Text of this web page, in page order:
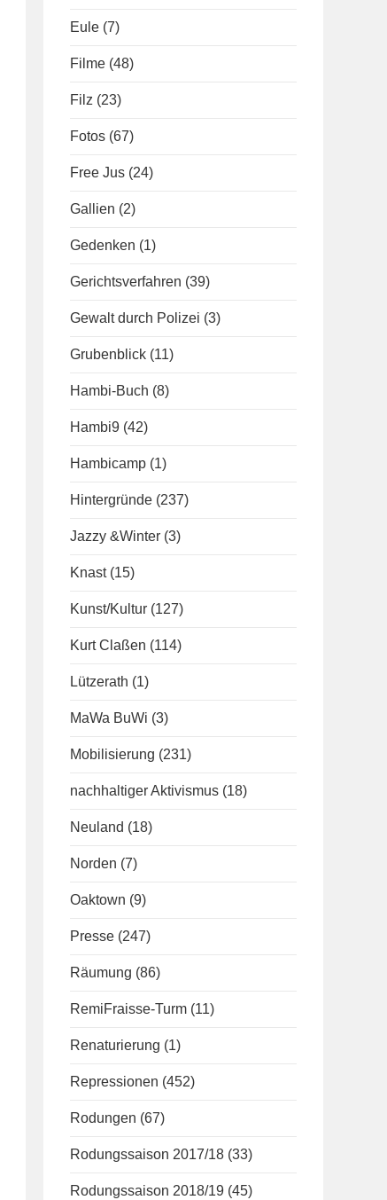
Eule (7)
Filme (48)
Filz (23)
Fotos (67)
Free Jus (24)
Gallien (2)
Gedenken (1)
Gerichtsverfahren (39)
Gewalt durch Polizei (3)
Grubenblick (11)
Hambi-Buch (8)
Hambi9 (42)
Hambicamp (1)
Hintergründe (237)
Jazzy &Winter (3)
Knast (15)
Kunst/Kultur (127)
Kurt Claßen (114)
Lützerath (1)
MaWa BuWi (3)
Mobilisierung (231)
nachhaltiger Aktivismus (18)
Neuland (18)
Norden (7)
Oaktown (9)
Presse (247)
Räumung (86)
RemiFraisse-Turm (11)
Renaturierung (1)
Repressionen (452)
Rodungen (67)
Rodungssaison 2017/18 (33)
Rodungssaison 2018/19 (45)